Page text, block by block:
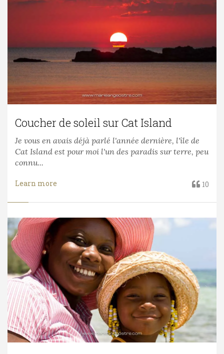
Coucher de soleil sur Cat Island
Je vous en avais déjà parlé l'année dernière, l'île de
Cat Island est pour moi l'un des paradis sur terre, peu
connu...
Learn more 10